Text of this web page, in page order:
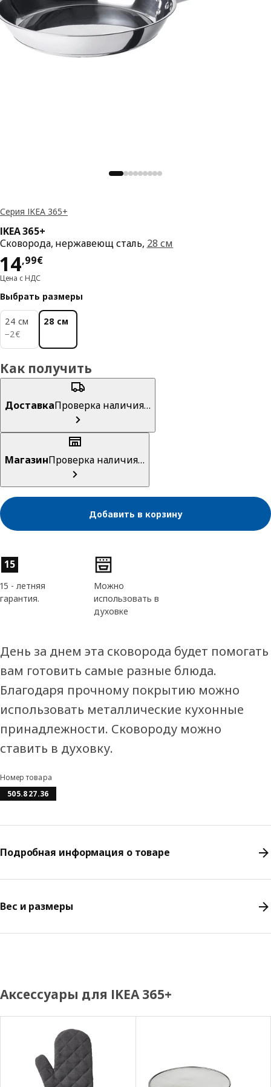
Серия IKEA 365+
IKEA 365+
Сковорода, нержавеющ сталь, 28 см
14,99€
Цена 14,99€
Цена с НДС
Выбрать размеры
24 см
−2€
2€
28 см
Как получить
ДоставкаПроверка наличия…
МагазинПроверка наличия…
Добавить в корзину
Характеристики товара
15
15 - летняя
гарантия.
Можно
использовать в
духовке
День за днем эта сковорода будет помогать
вам готовить самые разные блюда.
Благодаря прочному покрытию можно
использовать металлические кухонные
принадлежности. Сковороду можно
ставить в духовку.
Номер товара
505.827.36
Подробная информация о товаре
Вес и размеры
Аксессуары для IKEA 365+